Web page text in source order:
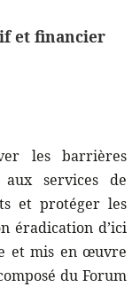
et financier
les barrières
services de
et protéger les
éradication d’ici
et mis en œuvre
du Forum